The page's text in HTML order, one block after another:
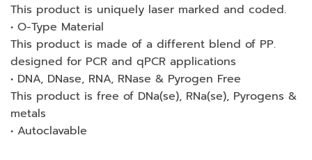
This product is uniquely laser marked and coded.
• O-Type Material
This product is made of a different blend of PP.
designed for PCR and qPCR applications
• DNA, DNase, RNA, RNase & Pyrogen Free
This product is free of DNa(se), RNa(se), Pyrogens &
metals
• Autoclavable